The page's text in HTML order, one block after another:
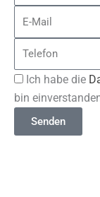
Telefon
Akzeptanz
Ich habe die
bin
Senden